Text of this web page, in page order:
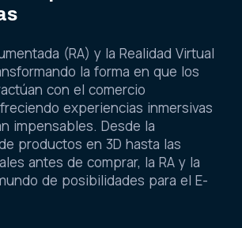
(RA) y la Realidad Virtual
la forma en que los
con el comercio
experiencias inmersivas
impensables. Desde la
productos en 3D hasta las
antes de comprar, la RA y la
de posibilidades para el E-